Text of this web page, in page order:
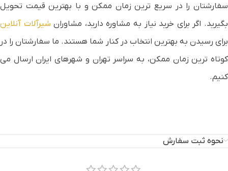
سفارشتان را در سریع ترین زمان ممکن و با بهترین قیمت تحویل
بگیرید. اگر برای خرید نیاز به مشاوره دارید، مشاوران شیرآلات آنلاین
برای رسیدن به بهترین انتخاب در کنار شما هستند. ما سفارشتان را در
کوتاه ترین زمان ممکن، به سراسر تهران و شهرهای ایران ارسال می
کنیم.
نحوه ثبت سفارش